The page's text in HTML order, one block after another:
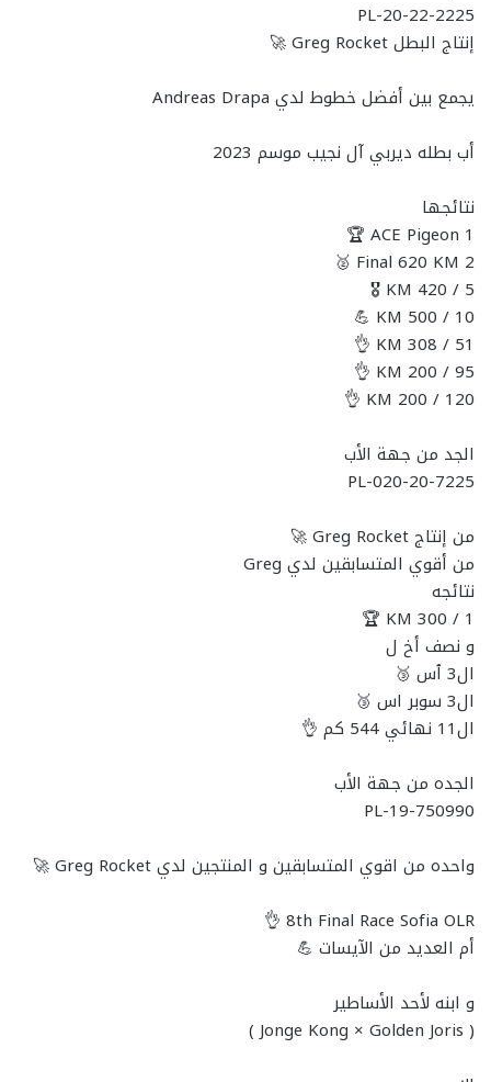
PL-20-22-2225
إنتاج البطل Greg Rocket 🚀
يجمع بين أفضل خطوط لدي Andreas Drapa
أب بطله ديربي آل نجيب موسم 2023
نتائجها
1 ACE Pigeon 🏆
2 Final 620 KM 🥈
5 / 420 KM 🎖️
10 / 500 KM 💪
51 / 308 KM 👌
95 / 200 KM 👌
120 / 200 KM 👌
الجد من جهة الأب
PL-020-20-7225
من إنتاج Greg Rocket 🚀
من أقوي المتسابقين لدي Greg
نتائجه
1 / 300 KM 🏆
و نصف أخ ل
ال3 ٱس 🥉
ال3 سوبر اس 🥉
ال11 نهائي 544 كم 👌
الجده من جهة الأب
PL-19-750990
واحده من اقوي المتسابقين و المنتجين لدي Greg Rocket 🚀
8th Final Race Sofia OLR 👌
أم العديد من الآيسات 💪
و ابنه لأحد الأساطير
( Jonge Kong × Golden Joris )